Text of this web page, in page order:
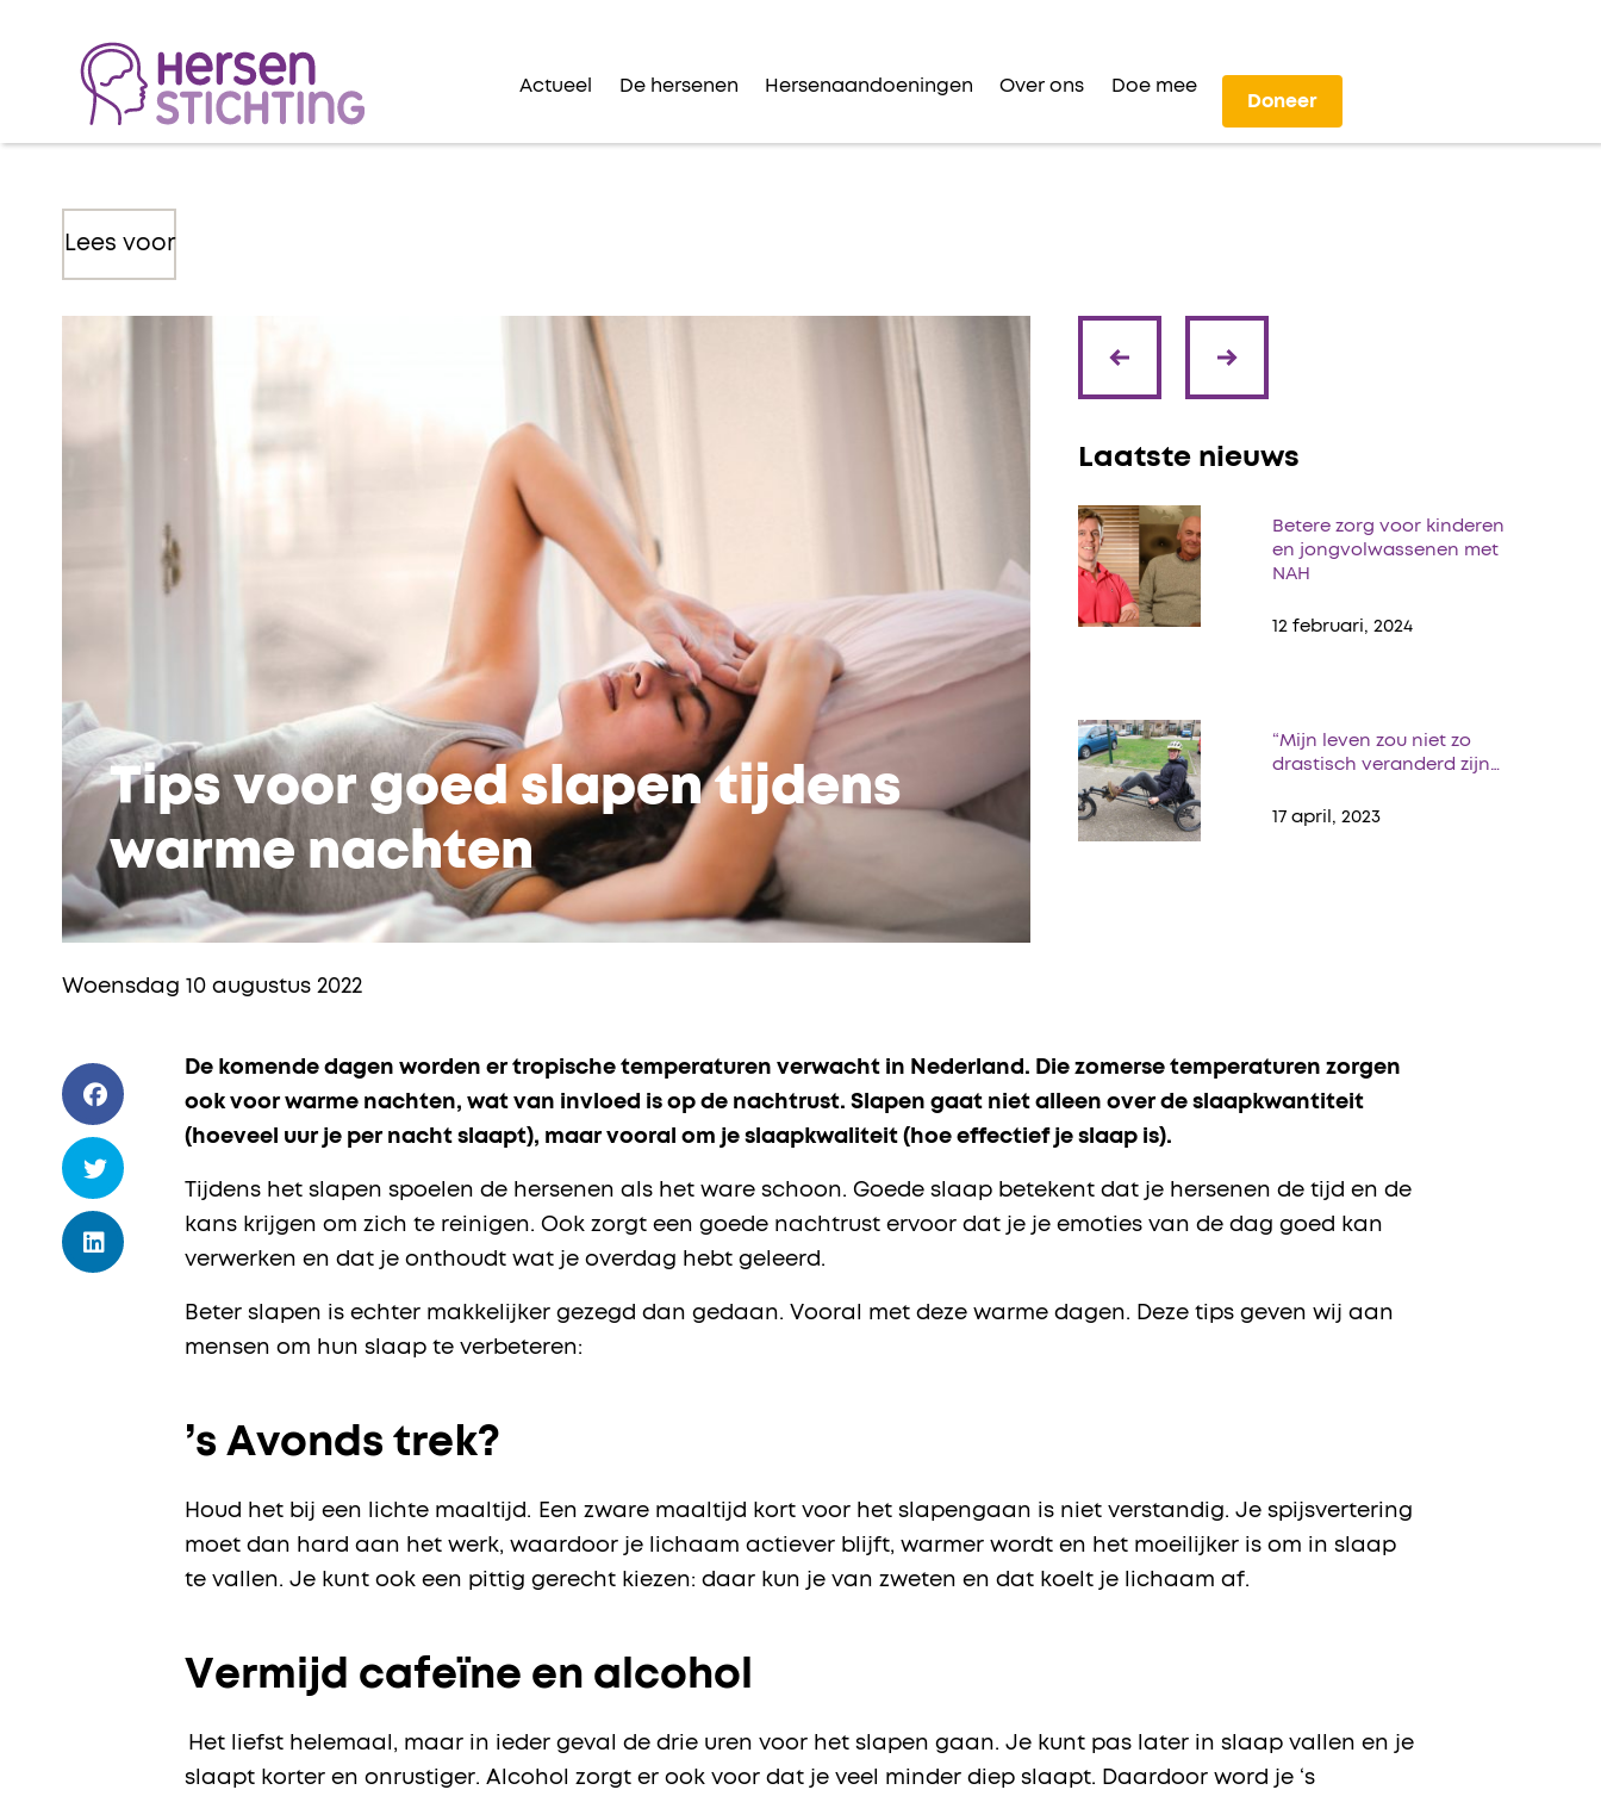
Actueel De hersenen Hersenaandoeningen Over ons
Doe mee
Doneer
Lees voor
Tips voor goed slapen tijdens
warme nachten
Laatste nieuws
Betere zorg voor kinderen
en jongvolwassenen met
NAH
12 februari, 2024
“Mijn leven zou niet zo
drastisch veranderd zijn…
17 april, 2023
Woensdag 10 augustus 2022
De komende dagen worden er tropische temperaturen verwacht in Nederland. Die zomerse temperaturen zorgen
ook voor warme nachten, wat van invloed is op de nachtrust. Slapen gaat niet alleen over de slaapkwantiteit
(hoeveel uur je per nacht slaapt), maar vooral om je slaapkwaliteit (hoe effectief je slaap is).
Tijdens het slapen spoelen de hersenen als het ware schoon. Goede slaap betekent dat je hersenen de tijd en de
kans krijgen om zich te reinigen. Ook zorgt een goede nachtrust ervoor dat je je emoties van de dag goed kan
verwerken en dat je onthoudt wat je overdag hebt geleerd.
Beter slapen is echter makkelijker gezegd dan gedaan. Vooral met deze warme dagen. Deze tips geven wij aan
mensen om hun slaap te verbeteren:
’s Avonds trek?
Houd het bij een lichte maaltijd. Een zware maaltijd kort voor het slapengaan is niet verstandig. Je spijsvertering
moet dan hard aan het werk, waardoor je lichaam actiever blijft, warmer wordt en het moeilijker is om in slaap
te vallen. Je kunt ook een pittig gerecht kiezen: daar kun je van zweten en dat koelt je lichaam af.
Vermijd cafeïne en alcohol
Het liefst helemaal, maar in ieder geval de drie uren voor het slapen gaan. Je kunt pas later in slaap vallen en je
slaapt korter en onrustiger. Alcohol zorgt er ook voor dat je veel minder diep slaapt. Daardoor word je ‘s